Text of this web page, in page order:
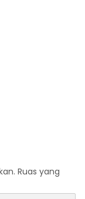
Ruas yang